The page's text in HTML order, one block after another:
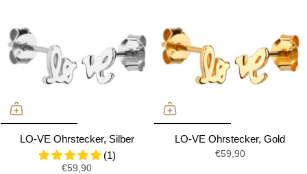
LO-VE Ohrstecker, Silber
(1)
€59,90
LO-VE Ohrstecker, Gold
€59,90